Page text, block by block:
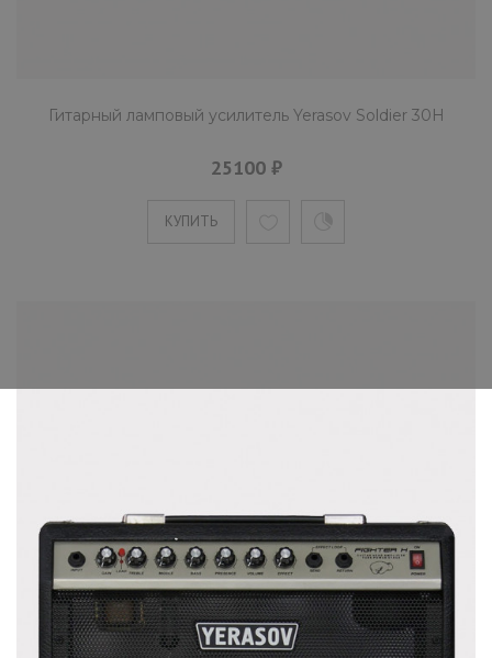
Гитарный ламповый усилитель Yerasov Soldier 30H
25100 ₽
КУПИТЬ